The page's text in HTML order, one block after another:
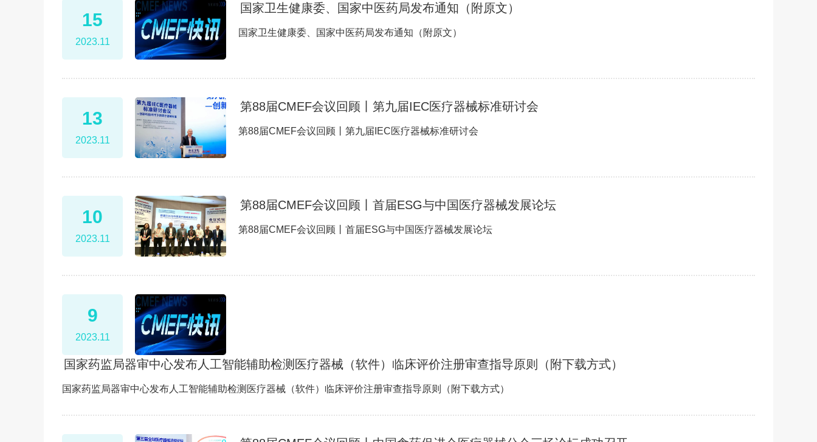
15
2023.11
国家卫生健康委、国家中医药局发布通知（附原文）
国家卫生健康委、国家中医药局发布通知（附原文）
13
2023.11
第88届CMEF会议回顾丨第九届IEC医疗器械标准研讨会
第88届CMEF会议回顾丨第九届IEC医疗器械标准研讨会
10
2023.11
第88届CMEF会议回顾丨首届ESG与中国医疗器械发展论坛
第88届CMEF会议回顾丨首届ESG与中国医疗器械发展论坛
9
2023.11
国家药监局器审中心发布人工智能辅助检测医疗器械（软件）临床评价注册审查指导原则（附下载方式）
国家药监局器审中心发布人工智能辅助检测医疗器械（软件）临床评价注册审查指导原则（附下载方式）